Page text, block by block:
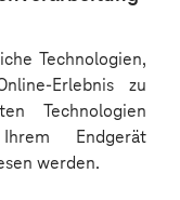
Technologien,
Erlebnis zu
Technologien
Endgerät
werden.